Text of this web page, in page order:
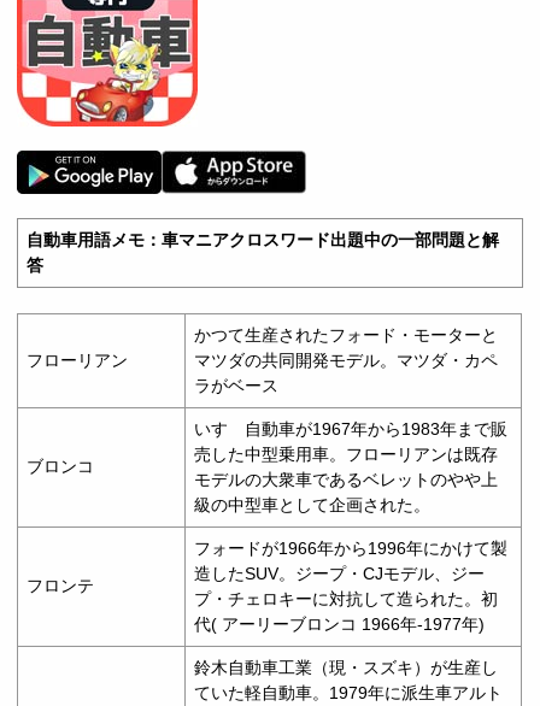
自動車用語メモ：車マニアクロスワード出題中の一部問題と解
答
フローリアン
かつて生産されたフォード・モーターと
マツダの共同開発モデル。マツダ・カペ
ラがベース
ブロンコ
いすゞ自動車が1967年から1983年まで販
売した中型乗用車。フローリアンは既存
モデルの大衆車であるベレットのやや上
級の中型車として企画された。
フロンテ
フォードが1966年から1996年にかけて製
造したSUV。ジープ・CJモデル、ジー
プ・チェロキーに対抗して造られた。初
代( アーリーブロンコ 1966年-1977年)
鈴木自動車工業（現・スズキ）が生産し
ていた軽自動車。1979年に派生車アルト